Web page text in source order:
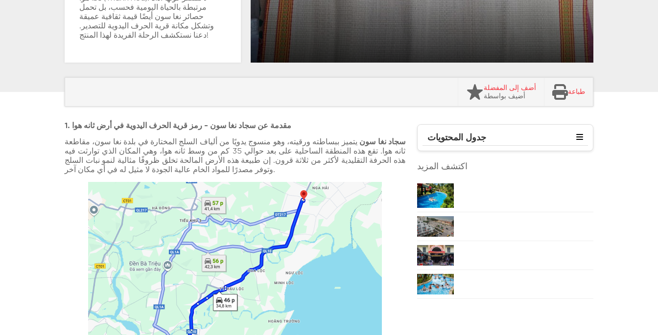
مرتبطة بالحياة اليومية فحسب، بل تحمل
حصائر نغا سون أيضًا قيمة ثقافية عميقة
وتشكل مكانة قرية الحرف اليدوية للتصدير.
دعنا نستكشف الرحلة الفريدة لهذا المنتج!
أضف إلى المفضلة
أضيف بواسطة
طباعة
1. مقدمة عن سجاد نغا سون - رمز قرية الحرف اليدوية في أرض ثانه هوا
سجاد نغا سون يتميز ببساطته ورقيته، وهو منسوج يدويًا من ألياف السلج المختارة في بلدة نغا سون، مقاطعة
ثانه هوا. تقع هذه المنطقة الساحلية على بعد حوالي 35 كم من وسط ثانه هوا، وهي المكان الذي توارثت فيه
هذه الحرفة التقليدية لأكثر من ثلاثة قرون. إن طبيعة هذه الأرض المالحة تخلق ظروفًا مثالية لنمو نبات السلج
وتوفر مصدرًا للمواد الخام عالية الجودة لا مثيل له في أي مكان آخر.
جدول المحتويات
اكتشف المزيد